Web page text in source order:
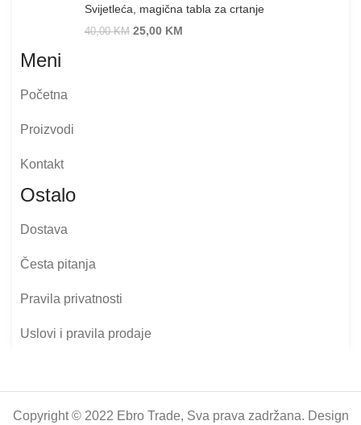
Svijetleća, magična tabla za crtanje
40,00KM 25,00 KM
Meni
Početna
Proizvodi
Kontakt
Ostalo
Dostava
Česta pitanja
Pravila privatnosti
Uslovi i pravila prodaje
Copyright © 2022 Ebro Trade, Sva prava zadržana. Design